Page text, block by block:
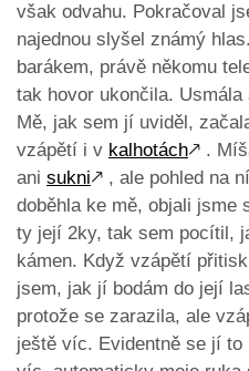
však odvahu. Pokračoval
najednou slyšel známý
barákem, právě někomu
tak hovor ukončila.
Mě, jak sem jí uviděl,
vzápětí i v kalhotách🡕 .
ani sukni🡕 , ale pohled na
doběhla ke mě, objali jsme
ty její 2ky, tak sem pocítil,
kámen. Když vzápětí
jsem, jak jí bodám do její
protože se zarazila, ale
ještě víc. Evidentně se jí